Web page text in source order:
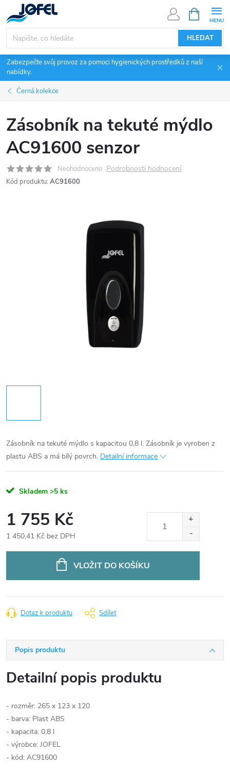
na
obsah
HLEDAT
NÁKUPNÍ
KOŠÍK
Zabezpečte svůj provoz za pomoci hygienických prostředků z naší
nabídky.
Černá kolekce
Zásobník na tekuté mýdlo
AC91600 senzor
Neohodnoceno Podrobnosti hodnocení
Kód produktu: AC91600
Zásobník na tekuté mýdlo s kapacitou 0,8 l. Zásobník je vyroben z
plastu ABS a má bílý povrch. Detailní informace
Skladem >5 ks
1 755 Kč
1 450,41 Kč bez DPH
VLOŽIT DO KOŠÍKU
Dotaz k produktu Sdílet
Popis produktu
Detailní popis produktu
- rozměr: 265 x 123 x 120
- barva: Plast ABS
- kapacita: 0,8 l
- výrobce: JOFEL
- kód: AC91600